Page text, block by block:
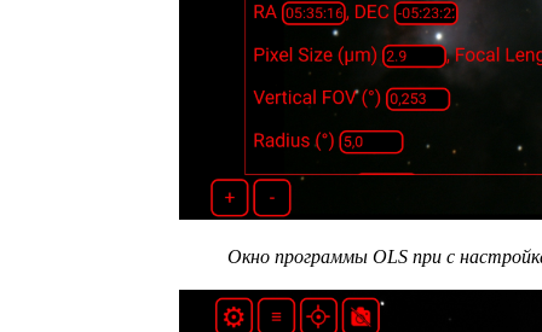
Окно программы OLS при с